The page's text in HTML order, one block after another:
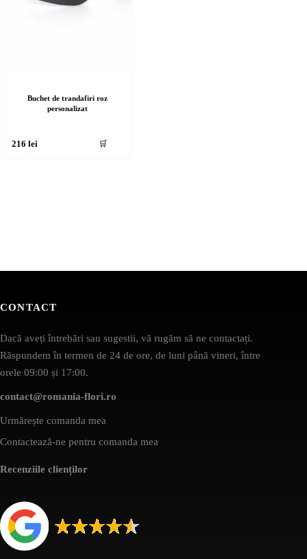
Buchet de trandafiri roz
personalizat
216lei 🛒
CONTACT
Dacă aveți întrebări sau sugestii, vă rugăm să ne contactați.
Răspundem în termen de 24 de ore, de luni până vineri, între
orele 09:00 și 17:00.
contact@romania-flori.ro
Urmărește comanda mea
Contactează-ne pentru comanda mea
Recenziile clienților